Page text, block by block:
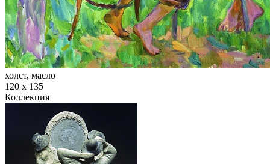
холст, масло
120 х 135
Коллекция